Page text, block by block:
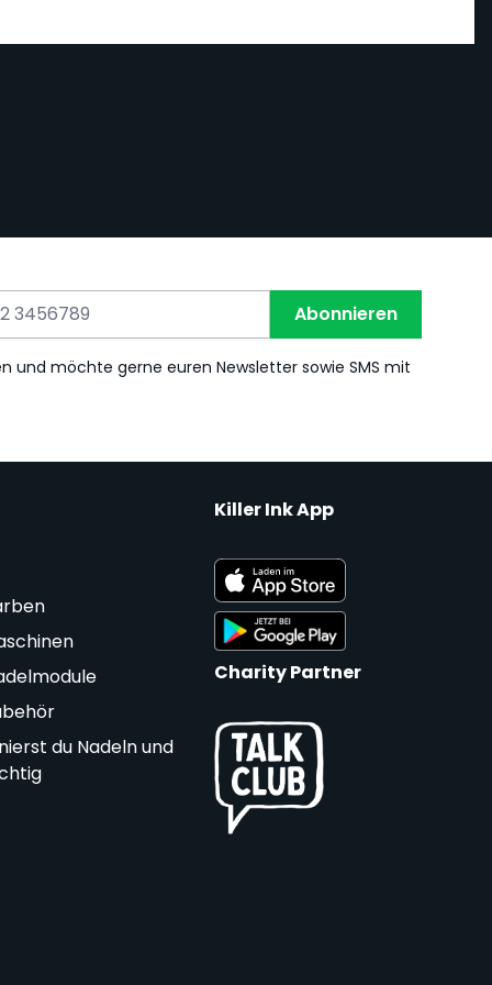
Abonnieren
und möchte gerne euren Newsletter sowie SMS mit
du Nadeln und
Killer Ink App
Charity Partner